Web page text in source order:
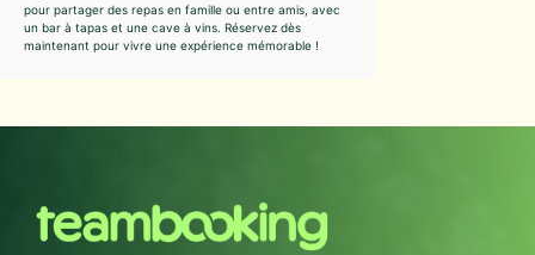
pour partager des repas en famille ou entre amis, avec
un bar à tapas et une cave à vins. Réservez dès
maintenant pour vivre une expérience mémorable !